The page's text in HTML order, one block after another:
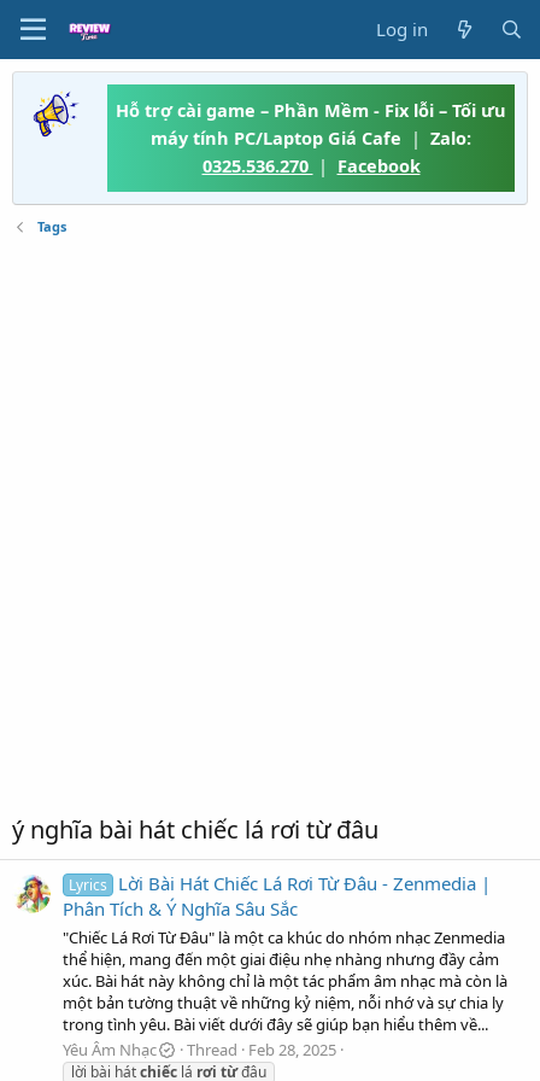
Log in
Hỗ trợ cài game – Phần Mềm - Fix lỗi – Tối ưu
máy tính PC/Laptop Giá Cafe | Zalo:
0325.536.270 | Facebook
Tags
ý nghĩa bài hát chiếc lá rơi từ đâu
Lyrics
Lời Bài Hát Chiếc Lá Rơi Từ Đâu - Zenmedia |
Phân Tích & Ý Nghĩa Sâu Sắc
"Chiếc Lá Rơi Từ Đâu" là một ca khúc do nhóm nhạc Zenmedia
thể hiện, mang đến một giai điệu nhẹ nhàng nhưng đầy cảm
xúc. Bài hát này không chỉ là một tác phẩm âm nhạc mà còn là
một bản tường thuật về những kỷ niệm, nỗi nhớ và sự chia ly
trong tình yêu. Bài viết dưới đây sẽ giúp bạn hiểu thêm về...
Yêu Âm Nhạc
Thread Feb 28, 2025
lời bài hátchiếc lá rơi từđâu